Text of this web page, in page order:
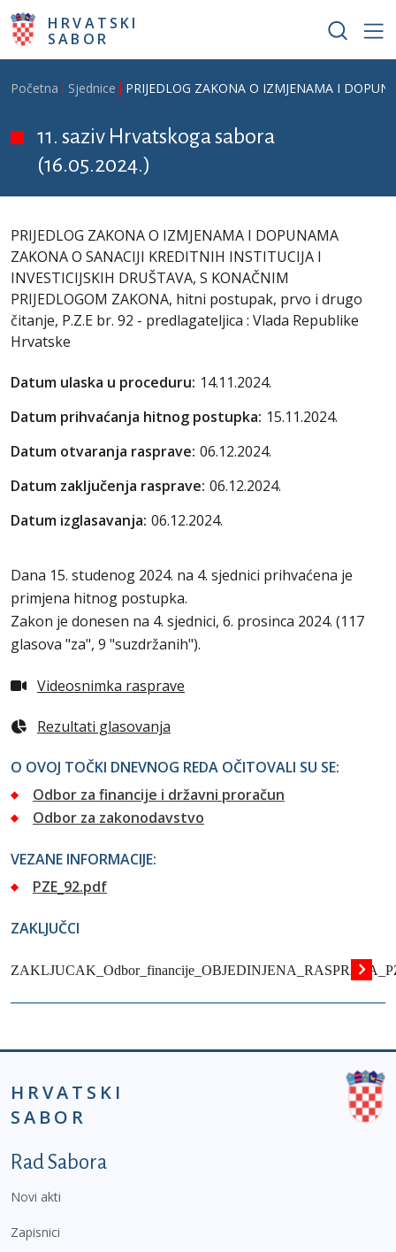
Skoči na glavni sadržaj
HRVATSKI
SABOR
Breadcrumb
Početna Sjednice PRIJEDLOG ZAKONA O IZMJENAMA I
11. saziv Hrvatskoga sabora
(16.05.2024.)
PRIJEDLOG ZAKONA O IZMJENAMA I DOPUNAMA
ZAKONA O SANACIJI KREDITNIH INSTITUCIJA I
INVESTICIJSKIH DRUŠTAVA, S KONAČNIM
PRIJEDLOGOM ZAKONA, hitni postupak, prvo i drugo
čitanje, P.Z.E br. 92 - predlagateljica : Vlada Republike
Hrvatske
Datum ulaska u proceduru: 14.11.2024.
Datum prihvaćanja hitnog postupka: 15.11.2024.
Datum otvaranja rasprave: 06.12.2024.
Datum zaključenja rasprave: 06.12.2024.
Datum izglasavanja: 06.12.2024.
Dana 15. studenog 2024. na 4. sjednici prihvaćena je
primjena hitnog postupka.
Zakon je donesen na 4. sjednici, 6. prosinca 2024. (117
glasova "za", 9 "suzdržanih").
Videosnimka rasprave
Rezultati glasovanja
O OVOJ TOČKI DNEVNOG REDA OČITOVALI SU SE:
Odbor za financije i državni proračun
Odbor za zakonodavstvo
VEZANE INFORMACIJE:
PZE_92.pdf
ZAKLJUČCI
HRVATSKI
SABOR
Podnožje prvi izbornik
Rad Sabora
Novi akti
Zapisnici